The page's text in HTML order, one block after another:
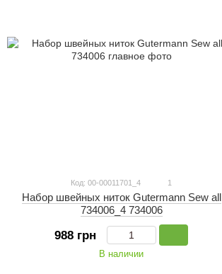
Код: 00-00011701_4 1
Набор швейных ниток Gutermann Sew all
734006_4 734006
988 грн
В наличии